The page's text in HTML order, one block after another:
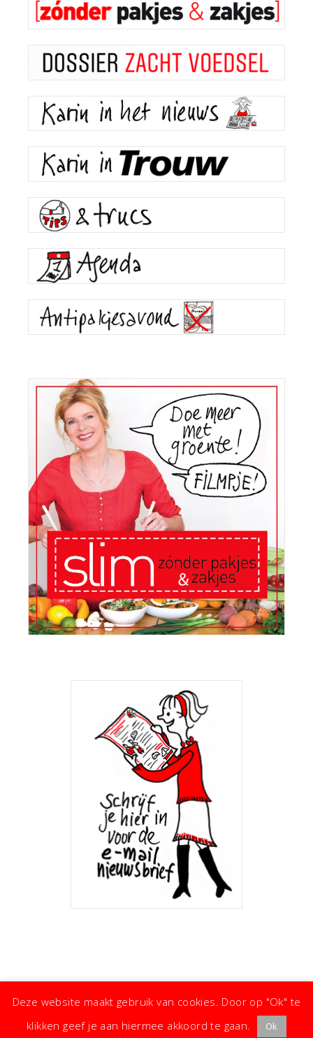
Deze website maakt gebruik van cookies. Door op "Ok" te
klikken geef je aan hiermee akkoord te gaan.
Ok